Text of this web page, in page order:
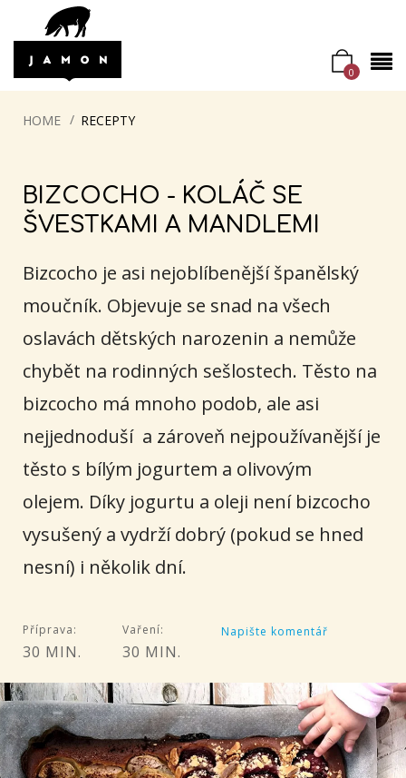
0
HOME RECEPTY
BIZCOCHO - KOLÁČ SE
ŠVESTKAMI A MANDLEMI
Bizcocho je asi nejoblíbenější španělský
moučník. Objevuje se snad na všech
oslavách dětských narozenin a nemůže
chybět na rodinných sešlostech. Těsto na
bizcocho má mnoho podob, ale asi
nejjednoduší a zároveň nejpoužívanější je
těsto s bílým jogurtem a olivovým
olejem. Díky jogurtu a oleji není bizcocho
vysušený a vydrží dobrý (pokud se hned
nesní) i několik dní.
Příprava:
30 MIN.
Vaření:
30 MIN.
Napište komentář